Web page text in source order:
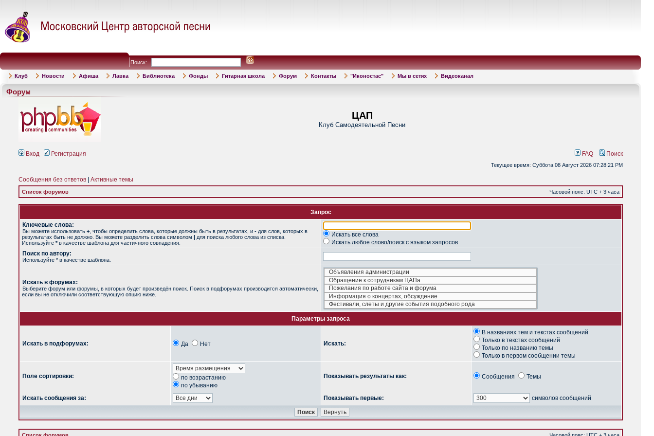
Поиск:
Клуб Новости Афиша Лавка Библиотека Фонды Гитарная школа Форум Контакты "Иконостас" Мы в сетях Видеоканал
Форум
ЦАП
Клуб Самодеятельной Песни
Вход Регистрация FAQ Поиск
Текущее время: Суббота 08 Август 2026 07:28:21 PM
Сообщения без ответов Активные темы
Список форумов Часовой пояс: UTC + 3 часа
Запрос
Ключевые слова:
Вы можете использовать + , чтобы определить слова, которые должны быть в результатах, и - для слов, которых в
результатах быть не должно. Вы можете разделить слова символом | для поиска любого слова из списка.
Используйте *в качестве шаблона для частичного совпадения.
Искать все слова
Искать любое слово/поиск с языком запросов
Поиск по автору:
Используйте * в качестве шаблона.
Искать в форумах:
Выберите форум или форумы, в которых будет произведён поиск. Поиск в подфорумах производится автоматически,
если вы не отключили соответствующую опцию ниже.
Параметры запроса
Искать в подфорумах: Да Нет Искать:
В названиях тем и текстах сообщений
Только в текстах сообщений
Только по названию темы
Только в первом сообщении темы
Поле сортировки:
по возрастанию
по убыванию
Показывать результаты как: Сообщения Темы
Искать сообщения за: Показывать первые: символов сообщений